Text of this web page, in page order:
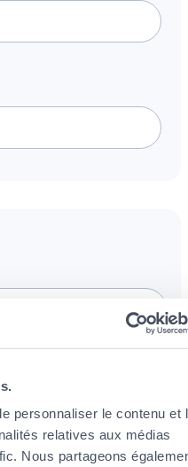
personnaliser le contenu et
relatives aux médias
Nous partageons